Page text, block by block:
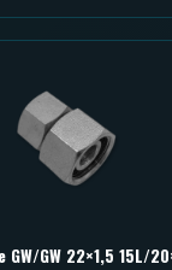
GW 22×1,5 15L/